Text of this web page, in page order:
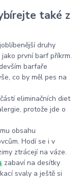
také z
druhy
první barf příkrm.
barfaře
co by měl pes na
eliminačních diet
protože jde o
obsahu
Hodí se i v
ztrácejí na váze.
zabaví na desítky
svaly a ještě si